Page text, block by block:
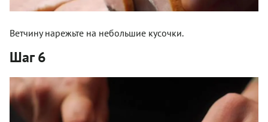
Ветчину нарежьте на небольшие кусочки.
Шаг 6